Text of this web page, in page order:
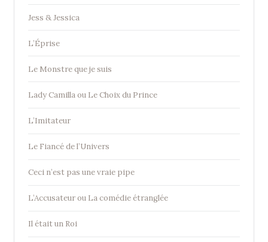
Jess & Jessica
L’Éprise
Le Monstre que je suis
Lady Camilla ou Le Choix du Prince
L’Imitateur
Le Fiancé de l’Univers
Ceci n’est pas une vraie pipe
L’Accusateur ou La comédie étranglée
Il était un Roi